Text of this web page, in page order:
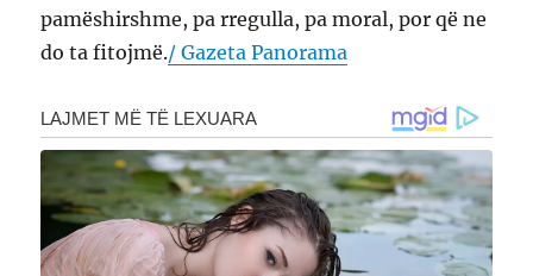
pamëshirshme, pa rregulla, pa moral, por që ne
do ta fitojmë./ Gazeta Panorama